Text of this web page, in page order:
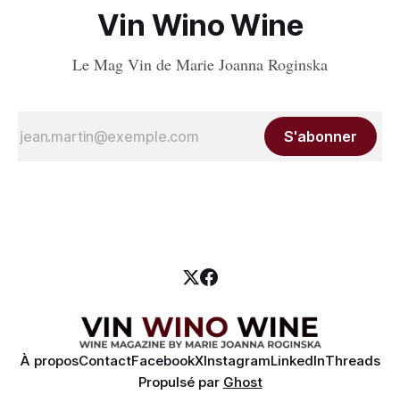
Vin Wino Wine
Le Mag Vin de Marie Joanna Roginska
S'abonner
À proposContactFacebookXInstagramLinkedInThreads
Propulsé par Ghost